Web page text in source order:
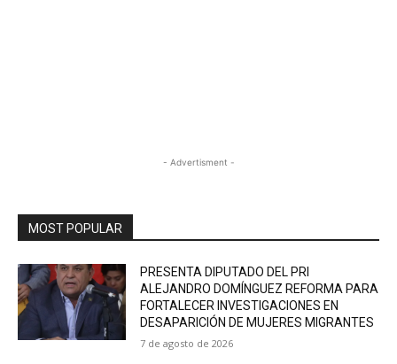
- Advertisment -
MOST POPULAR
PRESENTA DIPUTADO DEL PRI
ALEJANDRO DOMÍNGUEZ REFORMA PARA
FORTALECER INVESTIGACIONES EN
DESAPARICIÓN DE MUJERES MIGRANTES
7 de agosto de 2026